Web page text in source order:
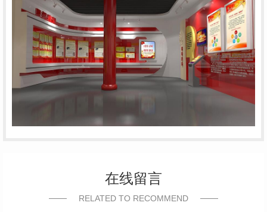
在线留言
RELATED TO RECOMMEND